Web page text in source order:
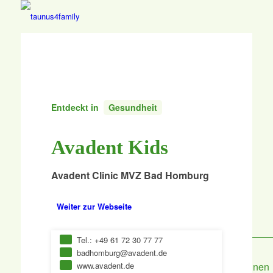
Taunus entdecken
Den Taunus entdecken
Ausflugs- &
Freizeittipps
Essen
&
Lernen &
Jetzt Deinen
Entdeckt in Gesundheit
Avadent Kids
Avadent Clinic MVZ Bad Homburg
Weiter zur Webseite
Tel.: +49 61 72 30 77 77
badhomburg@avadent.de
www.avadent.de